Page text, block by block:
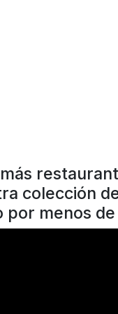
colección
por menos